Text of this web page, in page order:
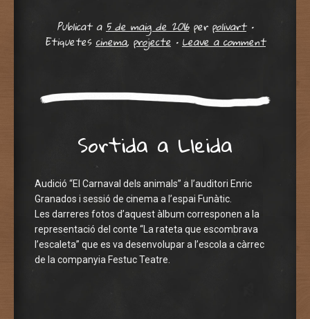
Publicat a5 de maig de 2016per polivart •
Etiquetescinema, projecte •Leave a comment
Sortida a Lleida
Audició “El Carnaval dels animals” a l’auditori Enric
Granados i sessió de cinema a l’espai Funàtic.
Les darreres fotos d’aquest àlbum corresponen a la
representació del conte “La rateta que escombrava
l’escaleta” que es va desenvolupar a l’escola a càrrec
de la companyia Festuc Teatre.